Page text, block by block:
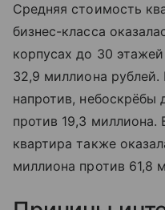
Средняя стоимость
бизнес-класса
корпусах до 30
32,9 миллиона
напротив,
против 19,3 миллиона.
квартира также
миллиона против 61,8